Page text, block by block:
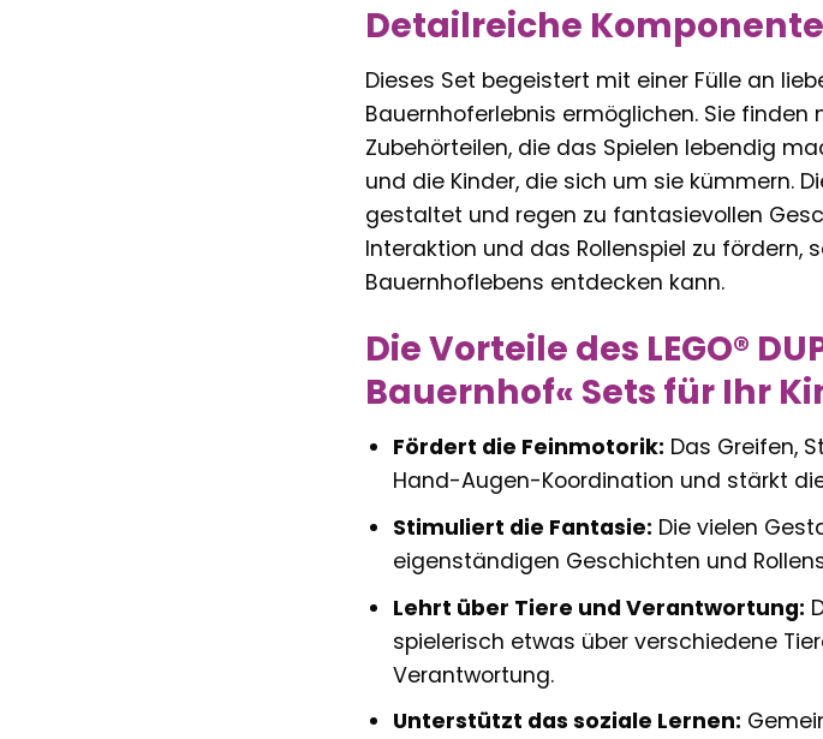
Detailreiche
Dieses Set begeistert mit einer Fülle an
Bauernhoferlebnis ermöglichen. Sie finden
Zubehörteilen, die das Spielen lebendig
und die Kinder, die sich um sie kümmern.
gestaltet und regen zu fantasievollen
Interaktion und das Rollenspiel zu fördern,
Bauernhoflebens entdecken kann.
Die Vorteile des LEGO®
Bauernhof« Sets für Ihr
Fördert die Feinmotorik: Das Greifen,
Hand-Augen-Koordination und stärkt
Stimuliert die Fantasie: Die vielen
eigenständigen Geschichten und
Lehrt über Tiere und Verantwortung:
spielerisch etwas über verschiedene
Verantwortung.
Unterstützt das soziale Lernen: